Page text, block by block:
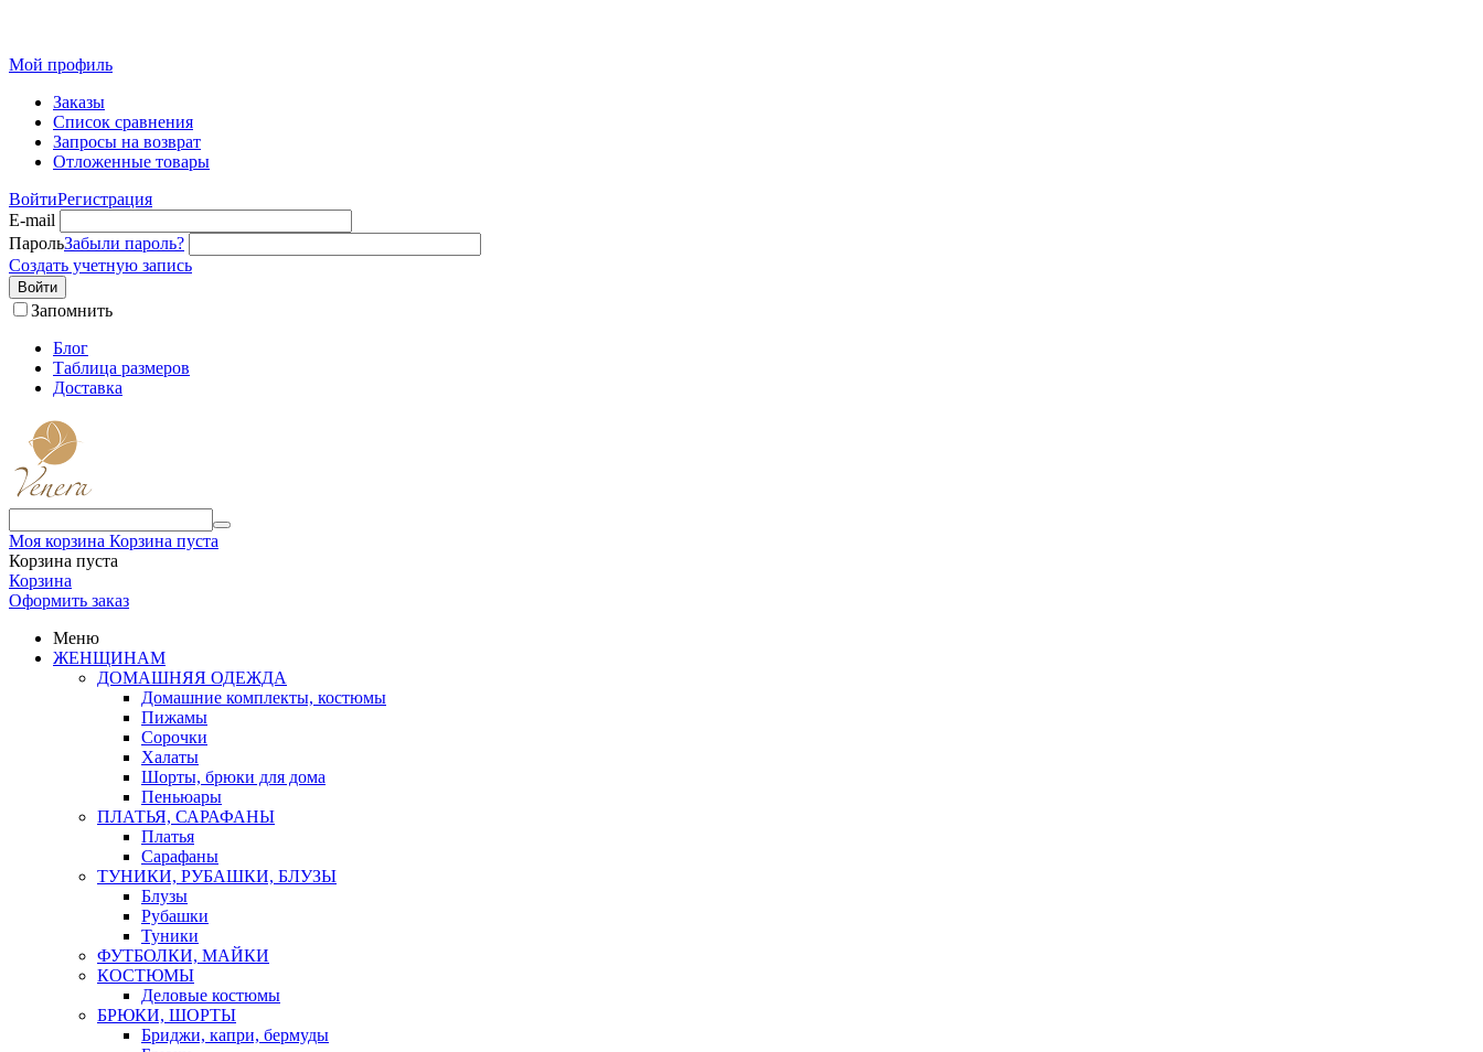
Мой профиль
Заказы
Список сравнения
Запросы на возврат
Отложенные товары
ВойтиРегистрация
E-mail
ПарольЗабыли пароль?
Создать учетную запись
Войти
Запомнить
Блог
Таблица размеров
Доставка
Моя корзина Корзина пуста
Корзина пуста
Корзина
Оформить заказ
Меню
ЖЕНЩИНАМ
ДОМАШНЯЯ ОДЕЖДА
Домашние комплекты, костюмы
Пижамы
Сорочки
Халаты
Шорты, брюки для дома
Пеньюары
ПЛАТЬЯ, САРАФАНЫ
Платья
Сарафаны
ТУНИКИ, РУБАШКИ, БЛУЗЫ
Блузы
Рубашки
Туники
ФУТБОЛКИ, МАЙКИ
КОСТЮМЫ
Деловые костюмы
БРЮКИ, ШОРТЫ
Бриджи, капри, бермуды